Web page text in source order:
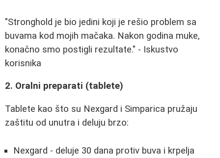
"Stronghold je bio jedini koji je rešio problem sa
buvama kod mojih mačaka. Nakon godina muke,
konačno smo postigli rezultate." - Iskustvo
korisnika
2. Oralni preparati (tablete)
Tablete kao što su Nexgard i Simparica pružaju
zaštitu od unutra i deluju brzo:
Nexgard - deluje 30 dana protiv buva i krpelja